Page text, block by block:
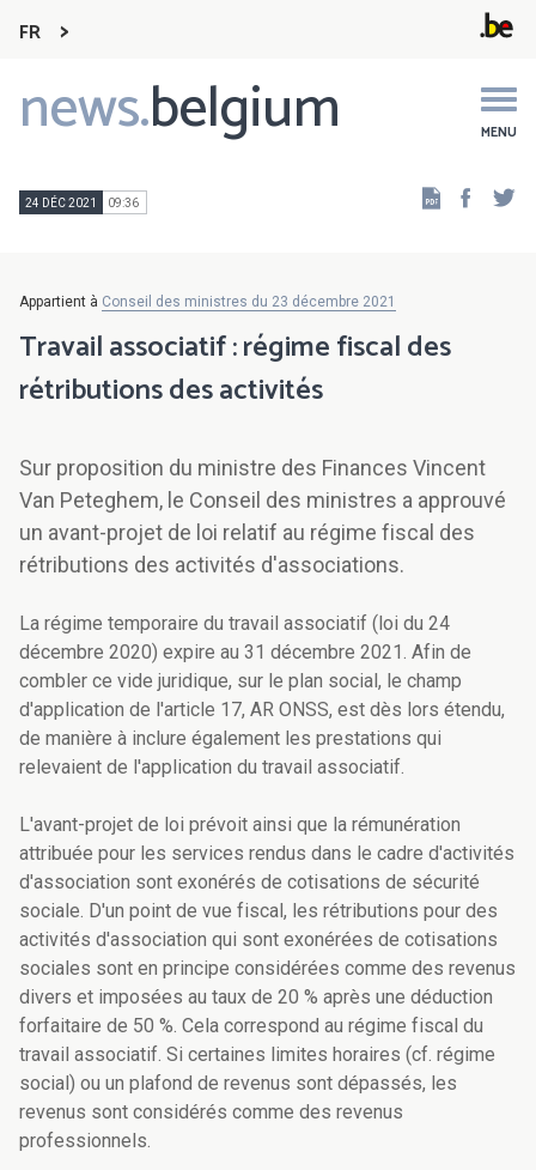
FR
news.belgium MENU
Main
navigation
24 DÉC 2021 09:36
Appartient à Conseil des ministres du 23 décembre 2021
Travail associatif : régime fiscal des
rétributions des activités
Sur proposition du ministre des Finances Vincent
Van Peteghem, le Conseil des ministres a approuvé
un avant-projet de loi relatif au régime fiscal des
rétributions des activités d'associations.
La régime temporaire du travail associatif (loi du 24
décembre 2020) expire au 31 décembre 2021. Afin de
combler ce vide juridique, sur le plan social, le champ
d'application de l'article 17, AR ONSS, est dès lors étendu,
de manière à inclure également les prestations qui
relevaient de l'application du travail associatif.
L'avant-projet de loi prévoit ainsi que la rémunération
attribuée pour les services rendus dans le cadre d'activités
d'association sont exonérés de cotisations de sécurité
sociale. D'un point de vue fiscal, les rétributions pour des
activités d'association qui sont exonérées de cotisations
sociales sont en principe considérées comme des revenus
divers et imposées au taux de 20 % après une déduction
forfaitaire de 50 %. Cela correspond au régime fiscal du
travail associatif. Si certaines limites horaires (cf. régime
social) ou un plafond de revenus sont dépassés, les
revenus sont considérés comme des revenus
professionnels.